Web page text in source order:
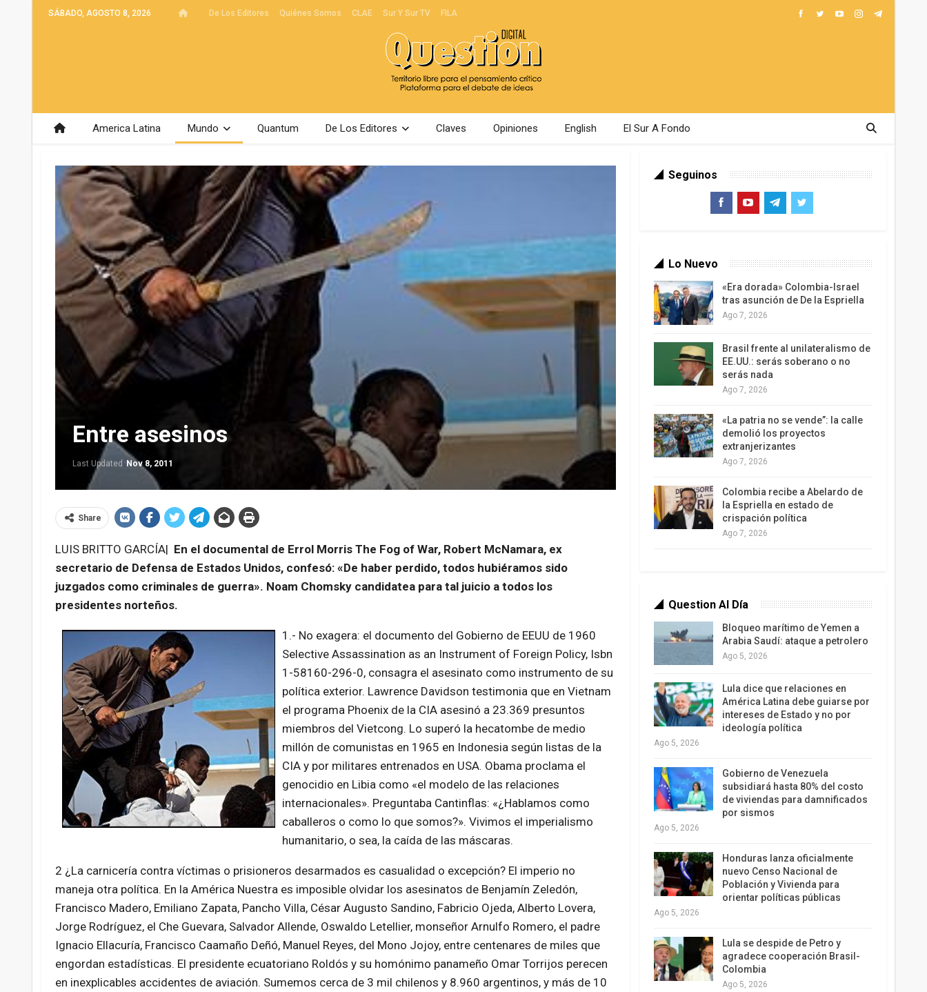
SÁBADO, AGOSTO 8, 2026 De Los Editores Quiénes Somos CLAE Sur Y Sur TV FILA
America Latina Mundo Quantum De Los Editores Claves Opiniones English El Sur A Fondo
Entre asesinos
Last Updated Nov 8, 2011
Share
LUIS BRITTO GARCÍA| En el documental de Errol Morris The Fog of War, Robert McNamara, ex
secretario de Defensa de Estados Unidos, confesó: «De haber perdido, todos hubiéramos sido
juzgados como criminales de guerra». Noam Chomsky candidatea para tal juicio a todos los
presidentes norteños.
1.- No exagera: el documento del Gobierno de EEUU de 1960
Selective Assassination as an Instrument of Foreign Policy, Isbn
1-58160-296-0, consagra el asesinato como instrumento de su
política exterior. Lawrence Davidson testimonia que en Vietnam
el programa Phoenix de la CIA asesinó a 23.369 presuntos
miembros del Vietcong. Lo superó la hecatombe de medio
millón de comunistas en 1965 en Indonesia según listas de la
CIA y por militares entrenados en USA. Obama proclama el
genocidio en Libia como «el modelo de las relaciones
internacionales». Preguntaba Cantinflas: «¿Hablamos como
caballeros o como lo que somos?». Vivimos el imperialismo
humanitario, o sea, la caída de las máscaras.
2 ¿La carnicería contra víctimas o prisioneros desarmados es casualidad o excepción? El imperio no
maneja otra política. En la América Nuestra es imposible olvidar los asesinatos de Benjamín Zeledón,
Francisco Madero, Emiliano Zapata, Pancho Villa, César Augusto Sandino, Fabricio Ojeda, Alberto Lovera,
Jorge Rodríguez, el Che Guevara, Salvador Allende, Oswaldo Letellier, monseñor Arnulfo Romero, el padre
Ignacio Ellacuría, Francisco Caamaño Deñó, Manuel Reyes, del Mono Jojoy, entre centenares de miles que
engordan estadísticas. El presidente ecuatoriano Roldós y su homónimo panameño Omar Torrijos perecen
en inexplicables accidentes de aviación. Sumemos cerca de 3 mil chilenos y 8.960 argentinos, y más de 10
Seguinos
Lo Nuevo
«Era dorada» Colombia-Israel
tras asunción de De la Espriella
Ago 7, 2026
Brasil frente al unilateralismo de
EE.UU.: serás soberano o no
serás nada
Ago 7, 2026
«La patria no se vende”: la calle
demolió los proyectos
extranjerizantes
Ago 7, 2026
Colombia recibe a Abelardo de
la Espriella en estado de
crispación política
Ago 7, 2026
Question Al Día
Bloqueo marítimo de Yemen a
Arabia Saudí: ataque a petrolero
Ago 5, 2026
Lula dice que relaciones en
América Latina debe guiarse por
intereses de Estado y no por
ideología política
Ago 5, 2026
Gobierno de Venezuela
subsidiará hasta 80% del costo
de viviendas para damnificados
por sismos
Ago 5, 2026
Honduras lanza oficialmente
nuevo Censo Nacional de
Población y Vivienda para
orientar políticas públicas
Ago 5, 2026
Lula se despide de Petro y
agradece cooperación Brasil-
Colombia
Ago 5, 2026